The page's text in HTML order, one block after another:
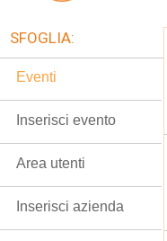
SFOGLIA:
Eventi
Inserisci evento
Area utenti
Inserisci azienda